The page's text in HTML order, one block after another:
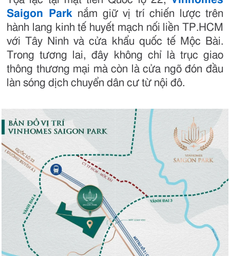
Saigon Park nắm giữ vị trí chiến lược trên
hành lang kinh tế huyết mạch nối liền TP.HCM
với Tây Ninh và cửa khẩu quốc tế Mộc Bài.
Trong tương lai, đây không chỉ là trục giao
thông thương mại mà còn là cửa ngõ đón đầu
làn sóng dịch chuyển dân cư từ nội đô.